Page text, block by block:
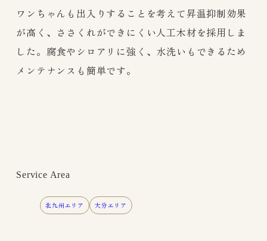
ワンちゃんも出入りすることを考えて昇温抑制効果
が高く、ささくれができにくい人工木材を採用しま
した。腐食やシロアリに強く、水洗いもできるため
メンテナンスも簡単です。
Service Area
北九州エリア 大分エリア